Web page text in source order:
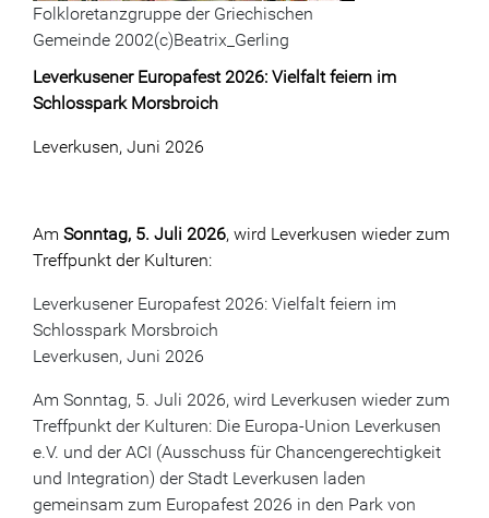
Folkloretanzgruppe der Griechischen
Gemeinde 2002(c)Beatrix_Gerling
Leverkusener Europafest 2026: Vielfalt feiern im
Schlosspark Morsbroich
Leverkusen, Juni 2026
Am Sonntag, 5. Juli 2026, wird Leverkusen wieder zum
Treffpunkt der Kulturen:
Leverkusener Europafest 2026: Vielfalt feiern im
Schlosspark Morsbroich
Leverkusen, Juni 2026
Am Sonntag, 5. Juli 2026, wird Leverkusen wieder zum
Treffpunkt der Kulturen: Die Europa-Union Leverkusen
e.V. und der ACI (Ausschuss für Chancengerechtigkeit
und Integration) der Stadt Leverkusen laden
gemeinsam zum Europafest 2026 in den Park von